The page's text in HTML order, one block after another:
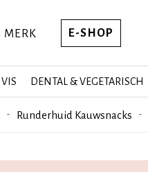
MERK E-SHOP
DENTAL & VEGETARISCH
Runderhuid Kauwsnacks